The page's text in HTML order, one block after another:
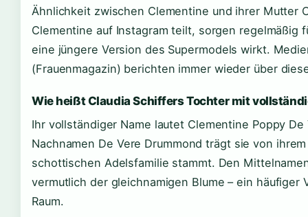
Ähnlichkeit zwischen Clementine und ihrer Mutter
Clementine auf Instagram teilt, sorgen regelmäßig
eine jüngere Version des Supermodels wirkt.
(Frauenmagazin) berichten immer wieder über
Wie heißt Claudia Schiffers Tochter mit
Ihr vollständiger Name lautet Clementine Poppy De
Nachnamen De Vere Drummond trägt sie von
schottischen Adelsfamilie stammt. Den
vermutlich der gleichnamigen Blume – ein häufiger
Raum.